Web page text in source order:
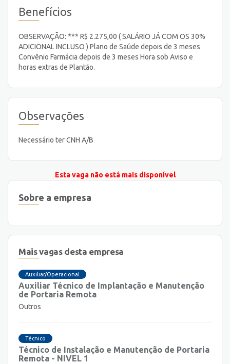
Benefícios
OBSERVAÇÃO: *** R$ 2.275,00 ( SALÁRIO JÁ COM OS 30%
ADICIONAL INCLUSO ) Plano de Saúde depois de 3 meses
Convênio Farmácia depois de 3 meses Hora sob Aviso e
horas extras de Plantão.
Observações
Necessário ter CNH A/B
Esta vaga não está mais disponível
Sobre a empresa
Mais vagas desta empresa
Auxiliar/Operacional
Auxiliar Técnico de Implantação e Manutenção
de Portaria Remota
Outros
Técnico
Técnico de Instalação e Manutenção de Portaria
Remota - NIVEL 1